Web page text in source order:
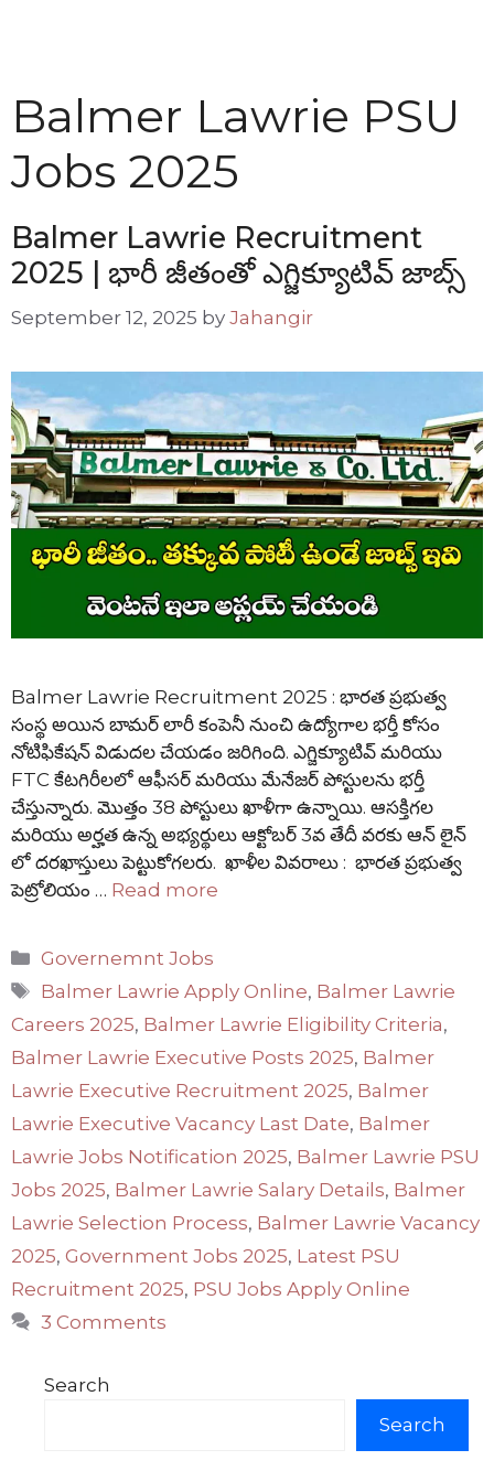
Balmer Lawrie PSU
Jobs 2025
Balmer Lawrie Recruitment
2025 | భారీ జీతంతో ఎగ్జిక్యూటివ్ జాబ్స్
September 12, 2025 by Jahangir
Balmer Lawrie Recruitment 2025 : భారత ప్రభుత్వ
సంస్థ అయిన బామర్ లారీ కంపెనీ నుంచి ఉద్యోగాల భర్తీ కోసం
నోటిఫికేషన్ విడుదల చేయడం జరిగింది. ఎగ్జిక్యూటివ్ మరియు
FTC కేటగిరీలలో ఆఫీసర్ మరియు మేనేజర్ పోస్టులను భర్తీ
చేస్తున్నారు. మొత్తం 38 పోస్టులు ఖాళీగా ఉన్నాయి. ఆసక్తిగల
మరియు అర్హత ఉన్న అభ్యర్థులు ఆక్టోబర్ 3వ తేదీ వరకు ఆన్ లైన్
లో దరఖాస్తులు పెట్టుకోగలరు. ఖాళీల వివరాలు : భారత ప్రభుత్వ
పెట్రోలియం … Read more
Categories
Governemnt Jobs
Tags
Balmer Lawrie Apply Online, Balmer Lawrie
Careers 2025, Balmer Lawrie Eligibility Criteria,
Balmer Lawrie Executive Posts 2025, Balmer
Lawrie Executive Recruitment 2025, Balmer
Lawrie Executive Vacancy Last Date, Balmer
Lawrie Jobs Notification 2025, Balmer Lawrie PSU
Jobs 2025, Balmer Lawrie Salary Details, Balmer
Lawrie Selection Process, Balmer Lawrie Vacancy
2025, Government Jobs 2025, Latest PSU
Recruitment 2025, PSU Jobs Apply Online
3 Comments
Search
Search